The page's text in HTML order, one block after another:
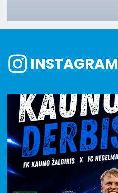
INSTAGRAM